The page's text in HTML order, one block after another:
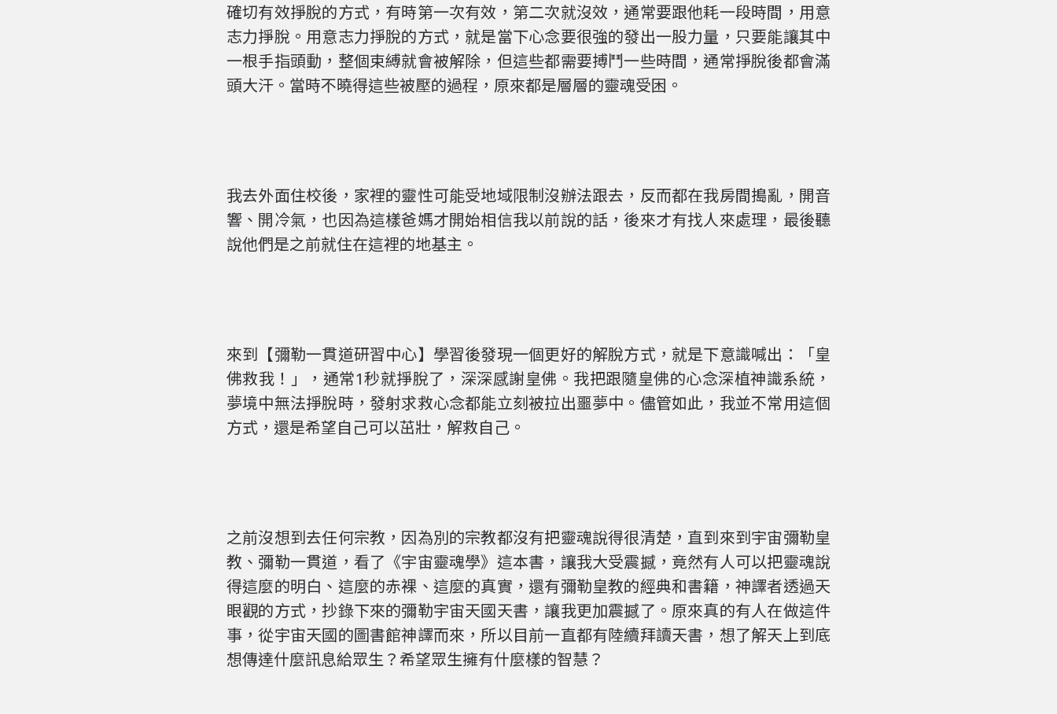
確切有效掙脫的方式，有時第一次有效，第二次就沒效，通常要跟他耗一段時間，用意
志力掙脫。用意志力掙脫的方式，就是當下心念要很強的發出一股力量，只要能讓其中
一根手指頭動，整個束縛就會被解除，但這些都需要搏鬥一些時間，通常掙脫後都會滿
頭大汗。當時不曉得這些被壓的過程，原來都是層層的靈魂受困。
我去外面住校後，家裡的靈性可能受地域限制沒辦法跟去，反而都在我房間搗亂，開音
響、開冷氣，也因為這樣爸媽才開始相信我以前說的話，後來才有找人來處理，最後聽
說他們是之前就住在這裡的地基主。
來到【彌勒一貫道研習中心】學習後發現一個更好的解脫方式，就是下意識喊出：「皇
佛救我！」，通常1秒就掙脫了，深深感謝皇佛。我把跟隨皇佛的心念深植神識系統，
夢境中無法掙脫時，發射求救心念都能立刻被拉出噩夢中。儘管如此，我並不常用這個
方式，還是希望自己可以茁壯，解救自己。
之前沒想到去任何宗教，因為別的宗教都沒有把靈魂說得很清楚，直到來到宇宙彌勒皇
教、彌勒一貫道，看了《宇宙靈魂學》這本書，讓我大受震撼，竟然有人可以把靈魂說
得這麼的明白、這麼的赤裸、這麼的真實，還有彌勒皇教的經典和書籍，神譯者透過天
眼觀的方式，抄錄下來的彌勒宇宙天國天書，讓我更加震撼了。原來真的有人在做這件
事，從宇宙天國的圖書館神譯而來，所以目前一直都有陸續拜讀天書，想了解天上到底
想傳達什麼訊息給眾生？希望眾生擁有什麼樣的智慧？